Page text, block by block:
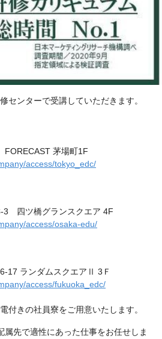
センターで受講していただきます。
茅場町1F
access/tokyo_edc/
3 四ツ橋グランスクエア 4F
access/osaka-edu/
17 ランダムスクエアⅡ 3Ｆ
access/fukuoka_edc/
付きの社員寮をご用意いたします。
属先で適性にあった仕事をお任せしま